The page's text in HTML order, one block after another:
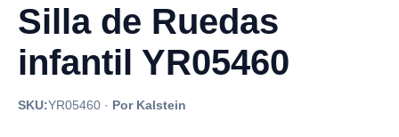
Silla de Ruedas
infantil YR05460
SKU:YR05460 · Por Kalstein